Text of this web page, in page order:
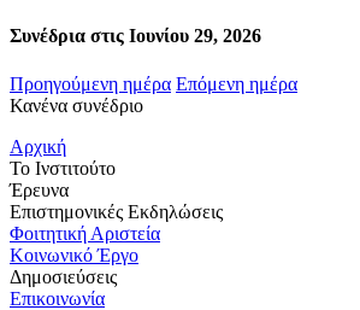
Συνέδρια στις Ιουνίου 29, 2026
Προηγούμενη ημέρα Επόμενη ημέρα
Κανένα συνέδριο
Αρχική
Το Ινστιτούτο
Έρευνα
Επιστημονικές Εκδηλώσεις
Φοιτητική Αριστεία
Κοινωνικό Έργο
Δημοσιεύσεις
Επικοινωνία